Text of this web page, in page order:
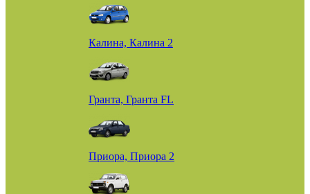
Калина, Калина 2
Гранта, Гранта FL
Приора, Приора 2